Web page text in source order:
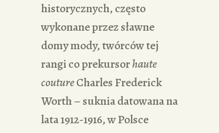
historycznych, często
wykonane przez sławne
domy mody, twórców tej
rangi co prekursorhaute
coutureCharles Frederick
Worth – suknia datowana na
lata 1912-1916, w Polsce